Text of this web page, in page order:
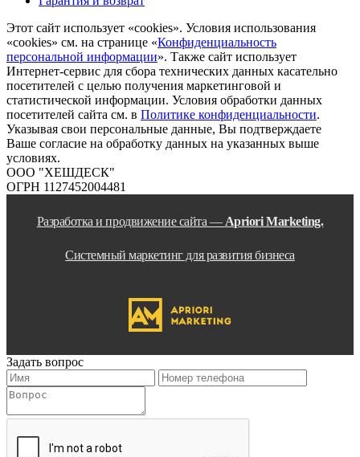
Этот сайт использует «cookies». Условия использования
«cookies» см. на странице «Конфиденциальность
персональной информации». Также сайт использует
Интернет-сервис для сбора технических данных касательно
посетителей с целью получения маркетинговой и
статистической информации. Условия обработки данных
посетителей сайта см. в Политике конфиденциальности.
Указывая свои персональные данные, Вы подтверждаете
Ваше согласие на обработку данных на указанных выше
условиях.
ООО "ХЕШДЕСК"
ОГРН 1127452004481
Разработка и продвижение сайта — Apriori Marketing.
Системный маркетинг для развития бизнеса
Задать вопрос